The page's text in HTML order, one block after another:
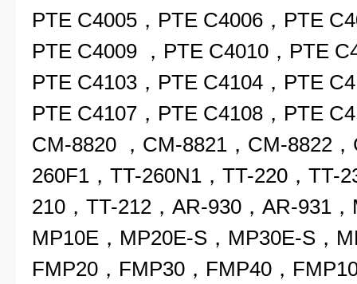
PTE C4005，PTE C4006，PTE
PTE C4009 ，PTE C4010，PTE
PTE C4103，PTE C4104，PTE
PTE C4107，PTE C4108，PTE
CM-8820 ，CM-8821，CM-8822
260F1，TT-260N1，TT-220，TT-
210，TT-212，AR-930，AR-931
MP10E，MP20E-S，MP30E-S，
FMP20，FMP30，FMP40，